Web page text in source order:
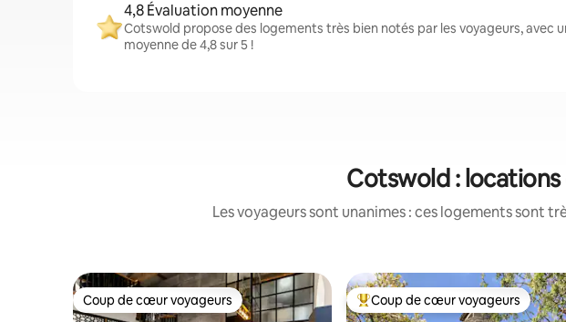
4,8 Évaluation moyenne
Cotswold propose des logements très bien notés par les voyageurs, avec
moyenne de 4,8 sur 5 !
Cotswold :
Les voyageurs sont unanimes : ces logements sont
Coup de cœur voyageurs
Coup de cœur voyageurs Coups de cœur voyageurs les plus
Coup de cœur voyageurs